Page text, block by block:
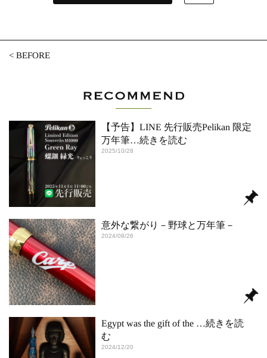
<BEFORE
【予告】LINE 先行販売Pelikan 限定
万年筆…続きを読む
2025/10/28
意外な繋がり－野球と万年筆－
2024/08/26
Egypt was the gift of the …続きを読
む
2024/12/20